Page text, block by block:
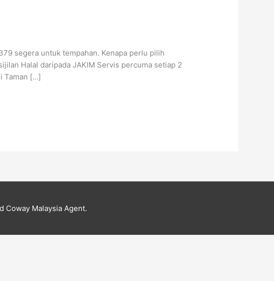
segera untuk tempahan. Kenapa perlu pilih
Halal daripada JAKIM Servis percuma setiap 2
Taman […]
Coway Malaysia Agent.